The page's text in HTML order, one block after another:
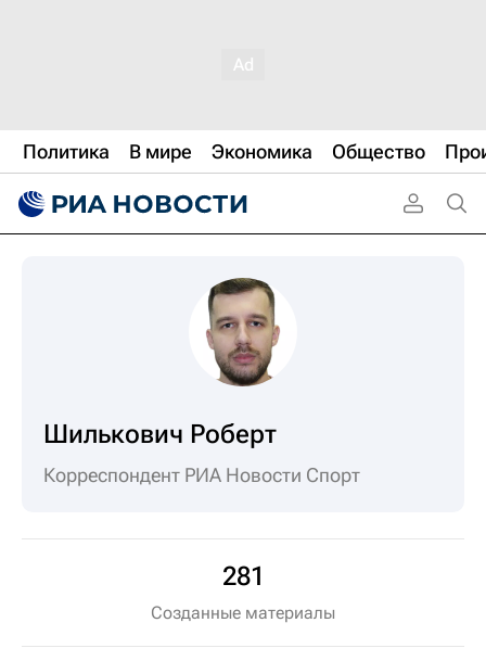
Политика В мире Экономика Общество
Шилькович Роберт
Корреспондент РИА Новости Спорт
281
Созданные материалы